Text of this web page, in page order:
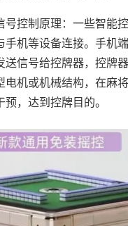
号控制原理：一些智能
手机等设备连接。手机
送信号给控牌器，控牌
机或机械结构，在麻将
，达到控牌目的。